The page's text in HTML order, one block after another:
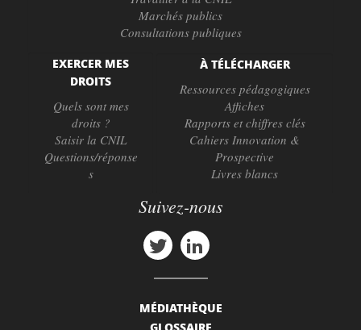
Marchés publics
Consultations publiques
EXERCER MES
DROITS
Quels sont mes
droits ?
Saisir la CNIL
Questions/réponse
s
À TÉLÉCHARGER
Ressources pédagogiques
Affiches
Rapports et chiffres clés
Cahiers Innovation &
Prospective
Livres blancs
Suivez-nous
MÉDIATHÈQUE
GLOSSAIRE